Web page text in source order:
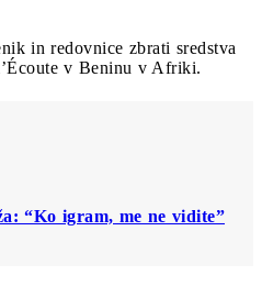
in redovnice zbrati sredstva
v Beninu v Afriki.
“Ko igram, me ne vidite”